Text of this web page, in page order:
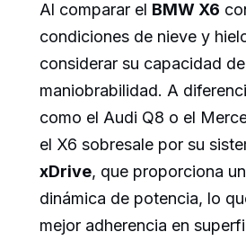
Al comparar el BMW X6
condiciones de nieve y
considerar su capacidad
maniobrabilidad. A
como el Audi Q8 o el
el X6 sobresale por su
xDrive, que proporciona
dinámica de potencia, lo
mejor adherencia en